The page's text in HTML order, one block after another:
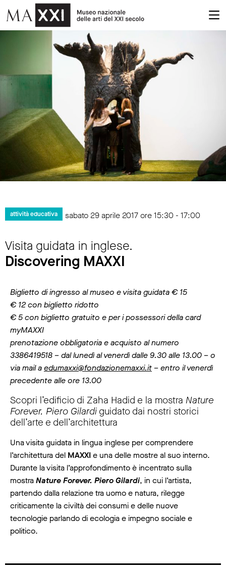
attività educativa sabato 29 aprile 2017 ore 15:30 - 17:00
Visita guidata in inglese.
Discovering MAXXI
Biglietto di ingresso al museo e visita guidata € 15
€ 12 con biglietto ridotto
€ 5 con biglietto gratuito e per i possessori della card
myMAXXI
prenotazione obbligatoria e acquisto al numero
3386419518 – dal lunedì al venerdì dalle 9.30 alle 13.00 – o
via mail aedumaxxi@fondazionemaxxi.it– entro il venerdì
precedente alle ore 13.00
Scopri l’edificio di Zaha Hadid e la mostra Nature
Forever. Piero Gilardi guidato dai nostri storici
dell’arte e dell’architettura
Una visita guidata in lingua inglese per comprendere
l’architettura del MAXXIe una delle mostre al suo interno.
Durante la visita l’approfondimento è incentrato sulla
mostraNature Forever. Piero Gilardi, in cui l’artista,
partendo dalla relazione tra uomo e natura, rilegge
criticamente la civiltà dei consumi e delle nuove
tecnologie parlando di ecologia e impegno sociale e
politico.